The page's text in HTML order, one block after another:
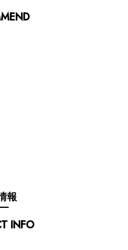
INFO
報